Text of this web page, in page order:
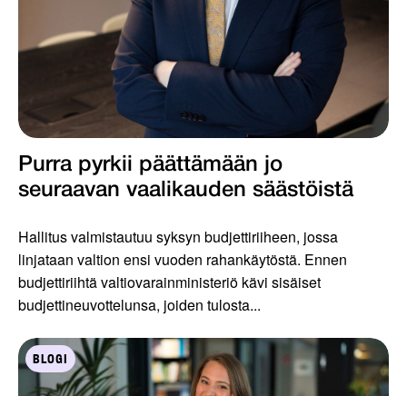
Purra pyrkii päättämään jo
seuraavan vaalikauden säästöistä
Hallitus valmistautuu syksyn budjettiriiheen, jossa
linjataan valtion ensi vuoden rahankäytöstä. Ennen
budjettiriihtä valtiovarainministeriö kävi sisäiset
budjettineuvottelunsa, joiden tulosta...
BLOGI